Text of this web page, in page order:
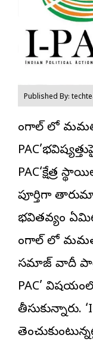
Published By:
బెంగాల్ లో
PAC‘క్షేత్ర
పూర్తిగా
భవితవ్యం
బెంగాల్ లో
సమాజ్ వాదీ
PAC’
తీసుకున్నారు.